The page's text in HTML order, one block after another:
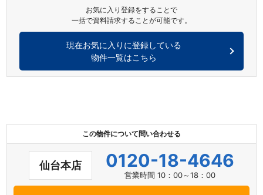
お気に入り登録をすることで
一括で資料請求することが可能です。
現在お気に入りに登録している
物件一覧はこちら
この物件について問い合わせる
仙台本店 0120-18-4646
営業時間 10：00～18：00